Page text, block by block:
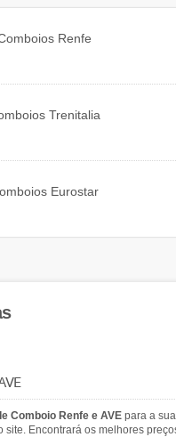
Renfe
Trenitalia
Eurostar
Comboio Renfe e AVE para a
site. Encontrará os melhores